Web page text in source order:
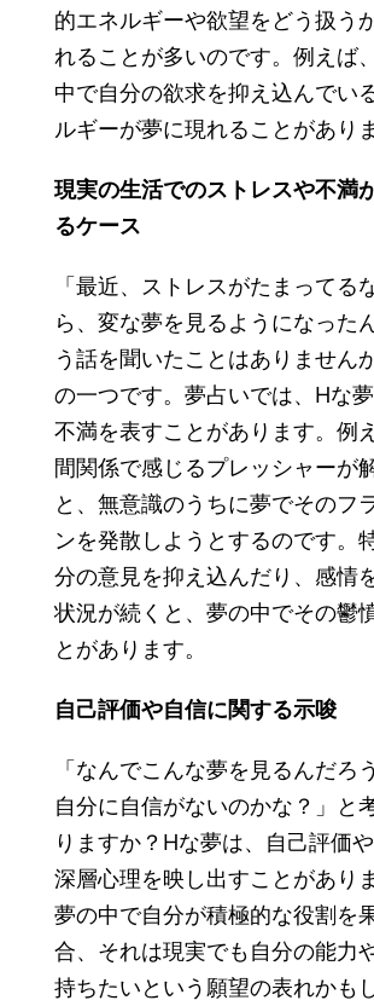
的エネルギーや欲望をどう扱う
れることが多いのです。例えば
中で自分の欲求を抑え込んでい
ルギーが夢に現れることがあり
現実の生活でのストレスや不満
るケース
「最近、ストレスがたまってる
ら、変な夢を見るようになった
う話を聞いたことはありません
の一つです。夢占いでは、Hな
不満を表すことがあります。例
間関係で感じるプレッシャーが
と、無意識のうちに夢でそのフ
ンを発散しようとするのです。
分の意見を抑え込んだり、感情
状況が続くと、夢の中でその鬱
とがあります。
自己評価や自信に関する示唆
「なんでこんな夢を見るんだろ
自分に自信がないのかな？」と
りますか？Hな夢は、自己評価
深層心理を映し出すことがあり
夢の中で自分が積極的な役割を
合、それは現実でも自分の能力
持ちたいという願望の表れかも